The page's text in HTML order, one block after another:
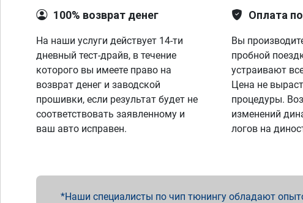
100% возврат денег
На наши услуги действует 14-ти
дневный тест-драйв, в течение
которого вы имеете право на
возврат денег и заводской
прошивки, если результат будет не
соответствовать заявленному и
ваш авто исправен.
Оплата
Вы
пробной
устраивают
Цена не
процедуры.
изменений
логов на
Наши специалисты по чип тюнингу обладают